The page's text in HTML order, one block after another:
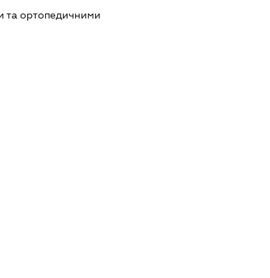
та ортопедичними